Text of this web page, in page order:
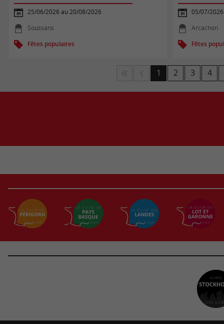
25/06/2026 au 20/08/2026
Soussans
Fêtes populaires
05/07/
Arcachon
Fêtes
1 2 3 4